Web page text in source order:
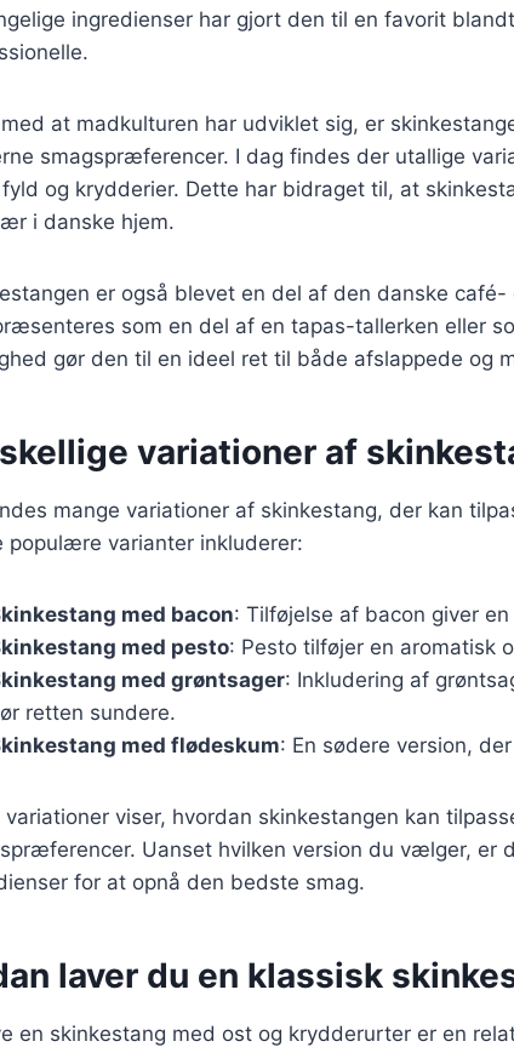
ingredienser har gjort den til en favorit
at madkulturen har udviklet sig, er
smagspræferencer. I dag findes der utallige
og krydderier. Dette har bidraget til, at
i danske hjem.
er også blevet en del af den danske
som en del af en tapas-tallerken eller
gør den til en ideel ret til både afslappede og
variationer af
mange variationer af skinkestang, der kan
populære varianter inkluderer:
med bacon: Tilføjelse af bacon giver
med pesto: Pesto tilføjer en aromatisk
med grøntsager: Inkludering af
retten sundere.
med flødeskum: En sødere version,
variationer viser, hvordan skinkestangen kan
Uanset hvilken version du vælger, er
for at opnå den bedste smag.
laver du en klassisk
en skinkestang med ost og krydderurter er en